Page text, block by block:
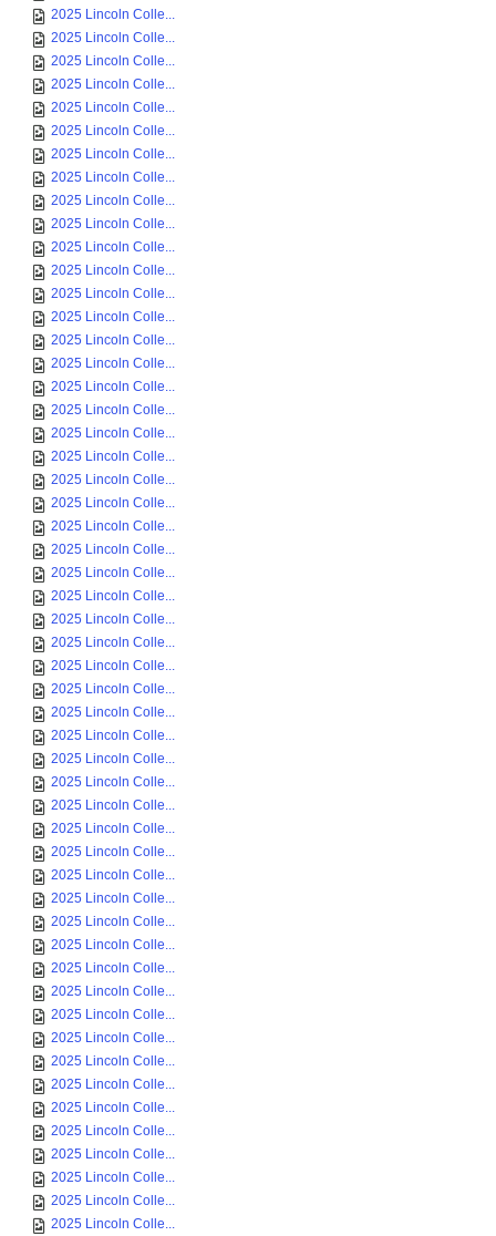
2025 Lincoln Colle...
2025 Lincoln Colle...
2025 Lincoln Colle...
2025 Lincoln Colle...
2025 Lincoln Colle...
2025 Lincoln Colle...
2025 Lincoln Colle...
2025 Lincoln Colle...
2025 Lincoln Colle...
2025 Lincoln Colle...
2025 Lincoln Colle...
2025 Lincoln Colle...
2025 Lincoln Colle...
2025 Lincoln Colle...
2025 Lincoln Colle...
2025 Lincoln Colle...
2025 Lincoln Colle...
2025 Lincoln Colle...
2025 Lincoln Colle...
2025 Lincoln Colle...
2025 Lincoln Colle...
2025 Lincoln Colle...
2025 Lincoln Colle...
2025 Lincoln Colle...
2025 Lincoln Colle...
2025 Lincoln Colle...
2025 Lincoln Colle...
2025 Lincoln Colle...
2025 Lincoln Colle...
2025 Lincoln Colle...
2025 Lincoln Colle...
2025 Lincoln Colle...
2025 Lincoln Colle...
2025 Lincoln Colle...
2025 Lincoln Colle...
2025 Lincoln Colle...
2025 Lincoln Colle...
2025 Lincoln Colle...
2025 Lincoln Colle...
2025 Lincoln Colle...
2025 Lincoln Colle...
2025 Lincoln Colle...
2025 Lincoln Colle...
2025 Lincoln Colle...
2025 Lincoln Colle...
2025 Lincoln Colle...
2025 Lincoln Colle...
2025 Lincoln Colle...
2025 Lincoln Colle...
2025 Lincoln Colle...
2025 Lincoln Colle...
2025 Lincoln Colle...
2025 Lincoln Colle...